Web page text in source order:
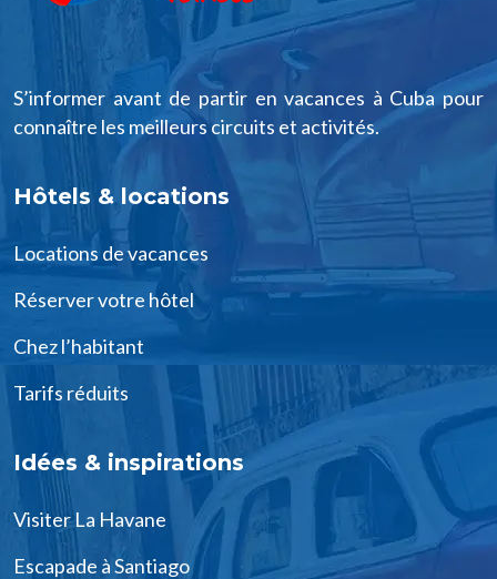
S’informer avant de partir en vacances à Cuba pour
connaître les meilleurs circuits et activités.
Hôtels & locations
Locations de vacances
Réserver votre hôtel
Chez l’habitant
Tarifs réduits
Idées & inspirations
Visiter La Havane
Escapade à Santiago